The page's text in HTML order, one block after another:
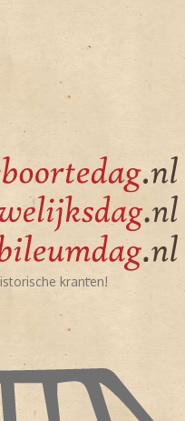
kranten!